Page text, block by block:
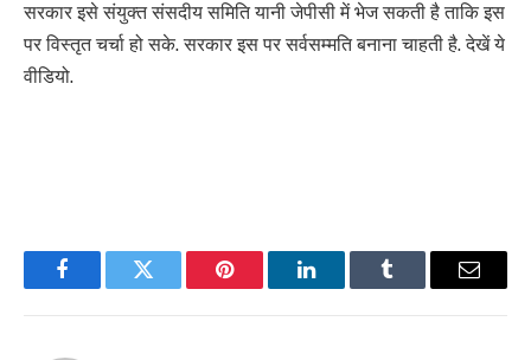
सरकार इसे संयुक्त संसदीय समिति यानी जेपीसी में भेज सकती है ताकि इस
पर विस्तृत चर्चा हो सके. सरकार इस पर सर्वसम्मति बनाना चाहती है. देखें ये
वीडियो.
FacebookTwitter Pinterest LinkedInTumblr Email